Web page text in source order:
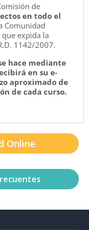
de
en todo el
Comunidad
expida la
1142/2007.
hace mediante
en su e-
aproximado de
de cada curso.
Online